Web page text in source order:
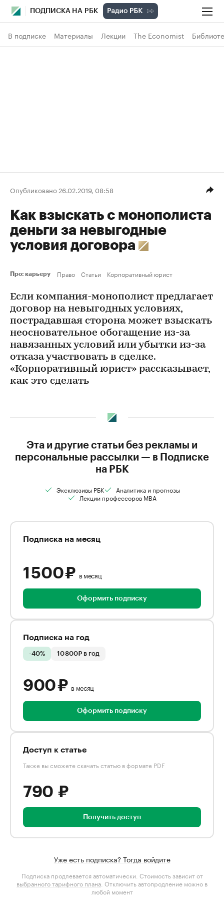
ПОДПИСКА НА РБК
В подписке Материалы Лекции The Economist
Опубликовано 26.02.2019, 08:58
Как взыскать с монополиста
деньги за невыгодные
условия договора
Про: карьеру Право Статьи Корпоративный юрист
Если компания-монополист предлагает
договор на невыгодных условиях,
пострадавшая сторона может взыскать
неосновательное обогащение из-за
навязанных условий или убытки из-за
отказа участвовать в сделке.
«Корпоративный юрист» рассказывает,
как это сделать
Эта и другие статьи без рекламы и
персональные рассылки — в Подписке
на РБК
Эксклюзивы РБК
Аналитика и прогнозы
Лекции профессоров MBA
Подписка на месяц
1 500 ₽ в месяц
Оформить подписку
Подписка на год
-40% 10 800₽ в год
900 ₽ в месяц
Оформить подписку
Доступ к статье
Также вы сможете скачать статью в формате PDF
790 ₽
Получить доступ
Уже есть подписка? Тогда войдите
Подписка продлевается автоматически. Стоимость зависит от
выбранного тарифного плана . Отключить автопродление можно в
любой момент